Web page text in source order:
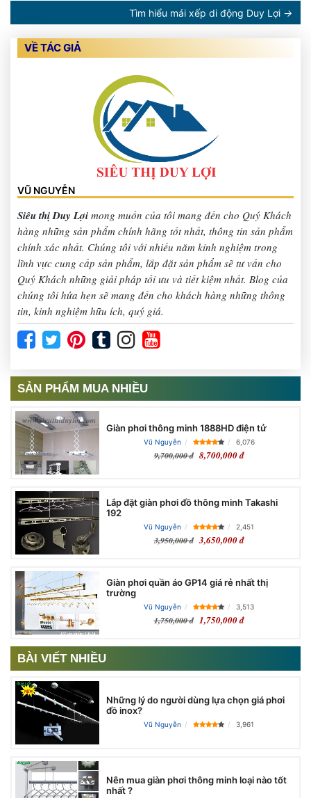
Tìm hiểu mái xếp di động Duy Lợi →
VỀ TÁC GIẢ
VŨ NGUYỄN
Siêu thị Duy Lợi mong muốn của tôi mang đến cho Quý Khách
hàng những sản phẩm chính hãng tốt nhất, thông tin sản phẩm
chính xác nhất. Chúng tôi với nhiều năm kinh nghiệm trong
lĩnh vực cung cấp sản phẩm, lắp đặt sản phẩm sẽ tư vấn cho
Quý Khách những giải pháp tối ưu và tiết kiệm nhất. Blog của
chúng tôi hứa hẹn sẽ mang đến cho khách hàng những thông
tin, kinh nghiệm hữu ích, quý giá.
SẢN PHẨM MUA NHIỀU
Giàn phơi thông minh 1888HD điện tử
Vũ Nguyễn 6,076
9,700,000 đ 8,700,000 đ
Lắp đặt giàn phơi đồ thông minh Takashi
192
Vũ Nguyễn 2,451
3,950,000 đ 3,650,000 đ
Giàn phơi quần áo GP14 giá rẻ nhất thị
trường
Vũ Nguyễn 3,513
1,750,000 đ 1,750,000 đ
BÀI VIẾT NHIỀU
Những lý do người dùng lựa chọn giá phơi
đồ inox?
Vũ Nguyễn 3,961
Nên mua giàn phơi thông minh loại nào tốt
nhất ?